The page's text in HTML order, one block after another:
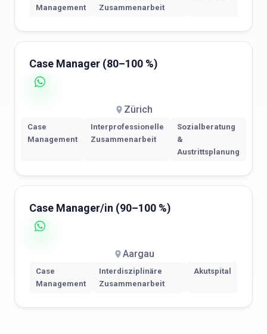
Management
Zusammenarbeit
Case Manager (80–100 %)
Zürich
Case
Management
Interprofessionelle
Zusammenarbeit
Sozialberatung
&
Austrittsplanung
Case Manager/in (90–100 %)
Aargau
Case
Management
Interdisziplinäre
Zusammenarbeit
Akutspital